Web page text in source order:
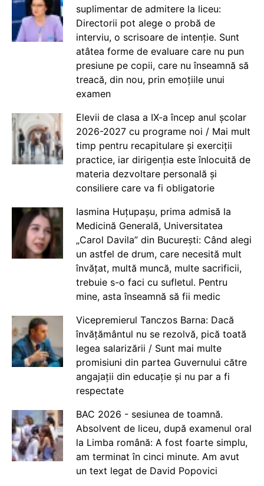
suplimentar de admitere la liceu:
Directorii pot alege o probă de
interviu, o scrisoare de intenție. Sunt
atâtea forme de evaluare care nu pun
presiune pe copii, care nu înseamnă să
treacă, din nou, prin emoțiile unui
examen
Elevii de clasa a IX-a încep anul școlar
2026-2027 cu programe noi / Mai mult
timp pentru recapitulare și exerciții
practice, iar dirigenția este înlocuită de
materia dezvoltare personală și
consiliere care va fi obligatorie
Iasmina Huțupașu, prima admisă la
Medicină Generală, Universitatea
„Carol Davila” din București: Când alegi
un astfel de drum, care necesită mult
învățat, multă muncă, multe sacrificii,
trebuie s-o faci cu sufletul. Pentru
mine, asta înseamnă să fii medic
Vicepremierul Tanczos Barna: Dacă
învățământul nu se rezolvă, pică toată
legea salarizării / Sunt mai multe
promisiuni din partea Guvernului către
angajații din educație și nu par a fi
respectate
BAC 2026 - sesiunea de toamnă.
Absolvent de liceu, după examenul oral
la Limba română: A fost foarte simplu,
am terminat în cinci minute. Am avut
un text legat de David Popovici